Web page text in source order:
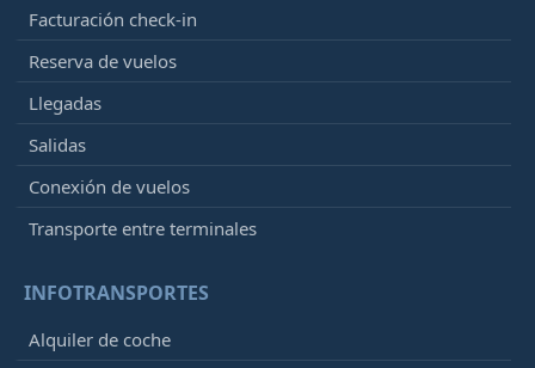
Facturación check-in
Reserva de vuelos
Llegadas
Salidas
Conexión de vuelos
Transporte entre terminales
INFOTRANSPORTES
Alquiler de coche